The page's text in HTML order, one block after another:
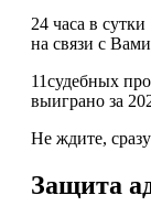
24 часа в сутки
на связи с Вами
11судебных
выиграно за
Не ждите,
Защита